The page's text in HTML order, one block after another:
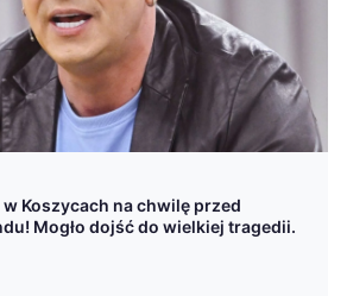
w Koszycach na chwilę przed
Mogło dojść do wielkiej tragedii.